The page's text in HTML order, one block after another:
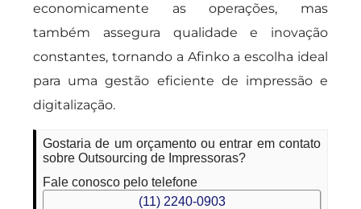
economicamente as operações, mas
também assegura qualidade e inovação
constantes, tornando a Afinko a escolha ideal
para uma gestão eficiente de impressão e
digitalização.
Gostaria de um orçamento ou entrar em contato
sobre Outsourcing de Impressoras?
Fale conosco pelo telefone
(11) 2240-0903